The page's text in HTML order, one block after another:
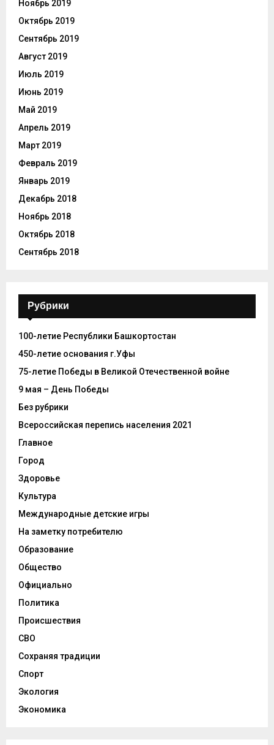
Ноябрь 2019
Октябрь 2019
Сентябрь 2019
Август 2019
Июль 2019
Июнь 2019
Май 2019
Апрель 2019
Март 2019
Февраль 2019
Январь 2019
Декабрь 2018
Ноябрь 2018
Октябрь 2018
Сентябрь 2018
Рубрики
100-летие Республики Башкортостан
450-летие основания г.Уфы
75-летие Победы в Великой Отечественной войне
9 мая – День Победы
Без рубрики
Всероссийская перепись населения 2021
Главное
Город
Здоровье
Культура
Международные детские игры
На заметку потребителю
Образование
Общество
Официально
Политика
Происшествия
СВО
Сохраняя традиции
Спорт
Экология
Экономика